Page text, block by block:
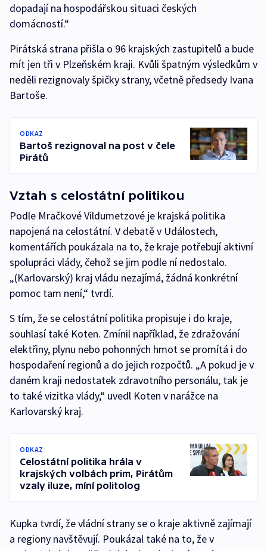
dopadají na hospodářskou situaci českých
domácností.“
Pirátská strana přišla o 96 krajských zastupitelů a bude
mít jen tři v Plzeňském kraji. Kvůli špatným výsledkům v
neděli rezignovaly špičky strany, včetně předsedy Ivana
Bartoše.
ODKAZ
Bartoš rezignoval na post v čele
Pirátů
Vztah s celostátní politikou
Podle Mračkové Vildumetzové je krajská politika
napojená na celostátní. V debatě v Událostech,
komentářích poukázala na to, že kraje potřebují aktivní
spolupráci vlády, čehož se jim podle ní nedostalo.
„(Karlovarský) kraj vládu nezajímá, žádná konkrétní
pomoc tam není,“ tvrdí.
S tím, že se celostátní politika propisuje i do kraje,
souhlasí také Koten. Zmínil například, že zdražování
elektřiny, plynu nebo pohonných hmot se promítá i do
hospodaření regionů a do jejich rozpočtů. „A pokud je v
daném kraji nedostatek zdravotního personálu, tak je
to také vizitka vlády,“ uvedl Koten v narážce na
Karlovarský kraj.
ODKAZ
Celostátní politika hrála v
krajských volbách prim, Pirátům
vzaly iluze, míní politolog
Kupka tvrdí, že vládní strany se o kraje aktivně zajímají
a regiony navštěvují. Poukázal také na to, že v